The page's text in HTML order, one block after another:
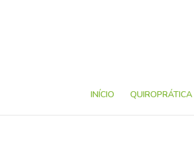
INÍCIO QUIROPRÁTICA